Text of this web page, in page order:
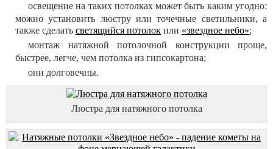
освещение на таких потолках может быть каким угодно:
можно установить люстру или точечные светильники, а
также сделать светящийся потолок или «звездное небо»;
монтаж натяжной потолочной конструкции проще,
быстрее, легче, чем потолка из гипсокартона;
они долговечны.
Люстра для натяжного потолка